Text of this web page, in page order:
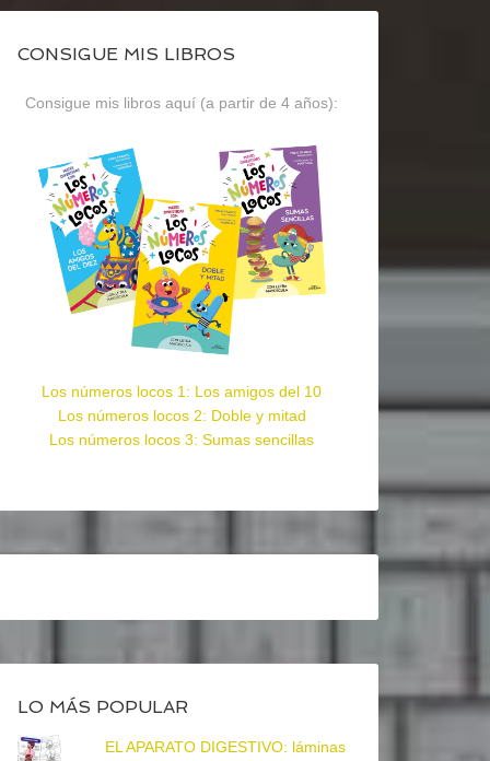
CONSIGUE MIS LIBROS
Consigue mis libros aquí (a partir de 4 años):
Los números locos 1: Los amigos del 10
Los números locos 2: Doble y mitad
Los números locos 3: Sumas sencillas
LO MÁS POPULAR
EL APARATO DIGESTIVO: láminas